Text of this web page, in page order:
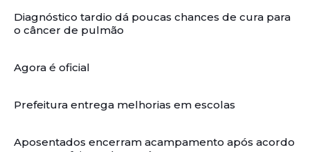
Diagnóstico tardio dá poucas chances de cura para
o câncer de pulmão
Agora é oficial
Prefeitura entrega melhorias em escolas
Aposentados encerram acampamento após acordo